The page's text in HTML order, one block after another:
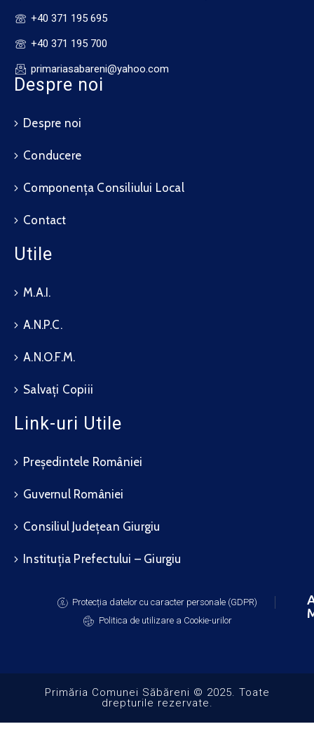
+40 371 195 695
+40 371 195 700
primariasabareni@yahoo.com
Despre noi
Despre noi
Conducere
Componența Consiliului Local
Contact
Utile
M.A.I.
A.N.P.C.
A.N.O.F.M.
Salvați Copiii
Link-uri Utile
Președintele României
Guvernul României
Consiliul Județean Giurgiu
Instituția Prefectului – Giurgiu
Protecția datelor cu caracter personale (GDPR)
Politica de utilizare a Cookie-urilor
Primăria Comunei Săbăreni © 2025. Toate
drepturile rezervate.